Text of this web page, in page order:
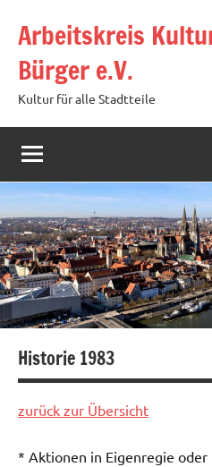
Inhalt
springen
Arbeitskreis
Bürger e.V.
Kultur für alle Stadtteile
Historie 1983
zurück zur Übersicht
* Aktionen in Eigenregie